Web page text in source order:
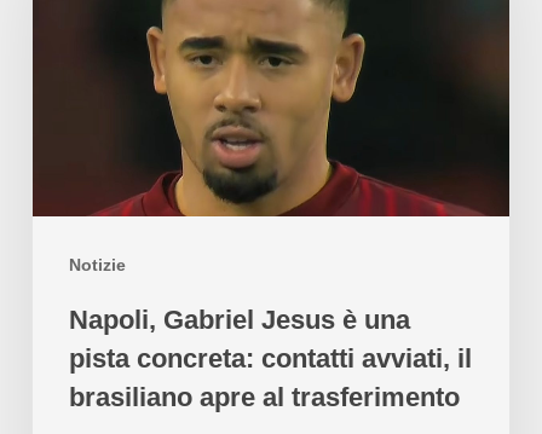
Notizie
Napoli, Gabriel Jesus è una
pista concreta: contatti avviati, il
brasiliano apre al trasferimento